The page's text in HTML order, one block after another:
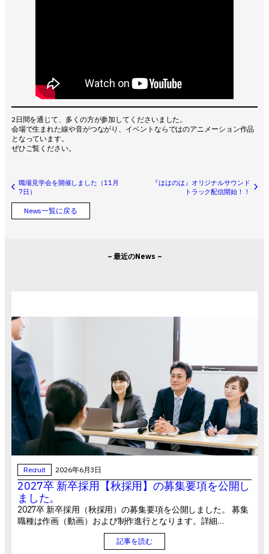
2日間を通じて、多くの方が参加してくださいました。
会場で生まれた線や音がつながり、イベントならではのアニメーション作品
となっています。
ぜひご覧ください。
職場見学会を開催しました（11月
7日）
『ははのは』オリジナルサウンド
トラック配信開始！！
News一覧に戻る
– 最近のNews –
Recruit 2026年6月3日
2027卒 新卒採用【秋採用】の募集要項を公開し
ました。
2027卒 新卒採用（秋採用）の募集要項を公開しました。 募集
職種は作画（動画）および制作進行となります。詳細…
記事を読む